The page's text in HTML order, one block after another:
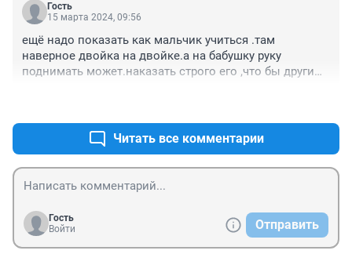
неблагодарных и недостойных отпрысков?
Гость
15 марта 2024, 09:56
ещё надо показать как мальчик учиться .там
наверное двойка на двойке.а на бабушку руку
поднимать может.наказать строго его ,что бы другим
Читать все комментарии
Гость
Войти
Отправить